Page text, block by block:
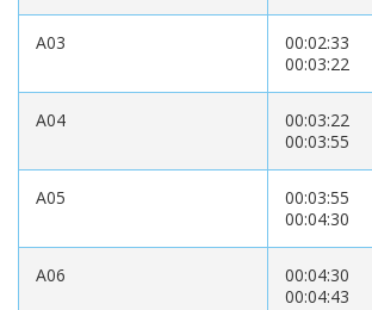
A03
00:02:33
00:03:22
A04
00:03:22
00:03:55
A05
00:03:55
00:04:30
A06
00:04:30
00:04:43